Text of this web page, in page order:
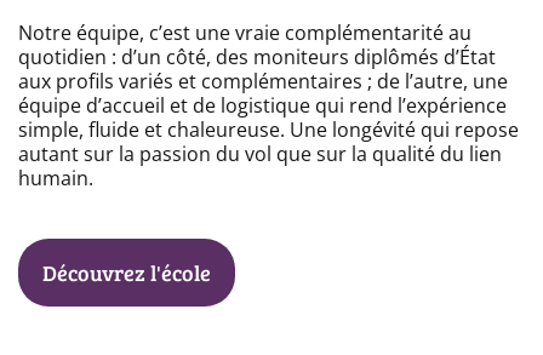
Notre équipe, c’est une vraie complémentarité au
quotidien : d’un côté, des moniteurs diplômés d’État
aux profils variés et complémentaires ; de l’autre, une
équipe d’accueil et de logistique qui rend l’expérience
simple, fluide et chaleureuse. Une longévité qui repose
autant sur la passion du vol que sur la qualité du lien
humain.
Découvrez l'école